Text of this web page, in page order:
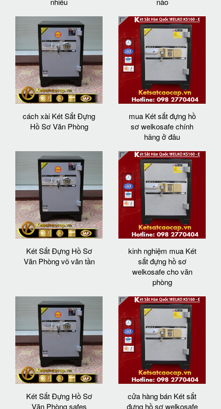
cách xài Két Sắt Đựng
Hồ Sơ Văn Phòng
mua Két sắt đựng hồ
sơ welkosafe chính
hãng ở đâu
Két Sắt Đựng Hồ Sơ
Văn Phòng võ văn tần
kinh nghiệm mua Két
sắt đựng hồ sơ
welkosafe cho văn
phòng
Két Sắt Đựng Hồ Sơ
Văn Phòng safes
cửa hàng bán Két sắt
đựng hồ sơ welkosafe